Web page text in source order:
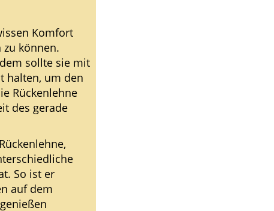
Komfort
können.
sollte sie mit
halten, um den
Rückenlehne
des gerade
So ist er
auf dem